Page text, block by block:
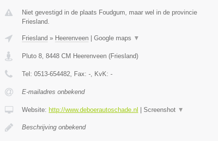
Niet gevestigd in de plaats Foudgum, maar wel in de provincie
Friesland.
Friesland » Heerenveen Google maps ▼
Pluto 8, 8448 CM Heerenveen (Friesland)
Tel: 0513-654482, Fax: -, KvK: -
E-mailadres onbekend
Website: http://www.deboerautoschade.nl Screenshot ▼
Beschrijving onbekend